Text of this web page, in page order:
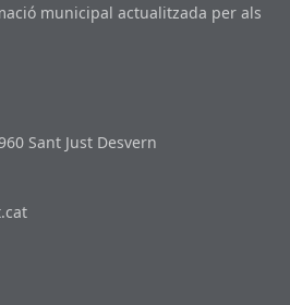
municipal actualitzada per als
Sant Just Desvern